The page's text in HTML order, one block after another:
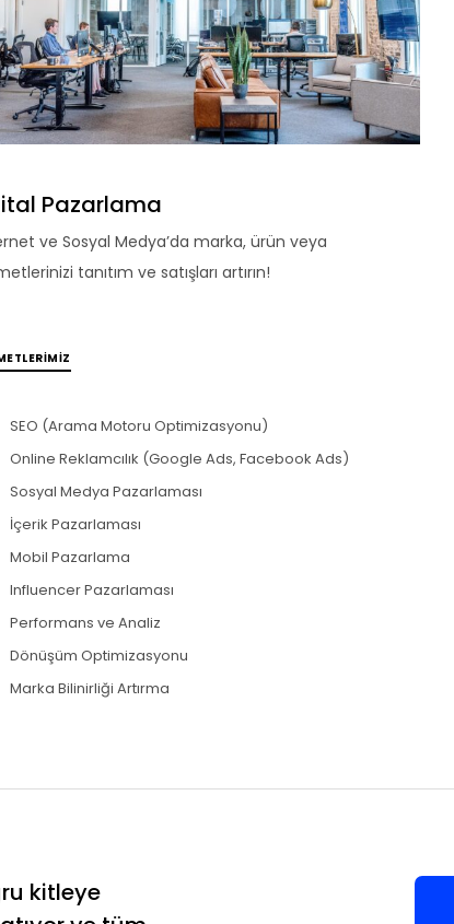
Pazarlama
ve Sosyal Medya’da marka, ürün veya
tanıtım ve satışları artırın!
SEO (Arama Motoru Optimizasyonu)
Online Reklamcılık (Google Ads, Facebook Ads)
Sosyal Medya Pazarlaması
İçerik Pazarlaması
Mobil Pazarlama
Influencer Pazarlaması
Performans ve Analiz
Dönüşüm Optimizasyonu
Marka Bilinirliği Artırma
kitleye